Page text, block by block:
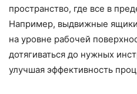
пространство, где все в
Например, выдвижные
на уровне рабочей
дотягиваться до нужных
улучшая эффективность